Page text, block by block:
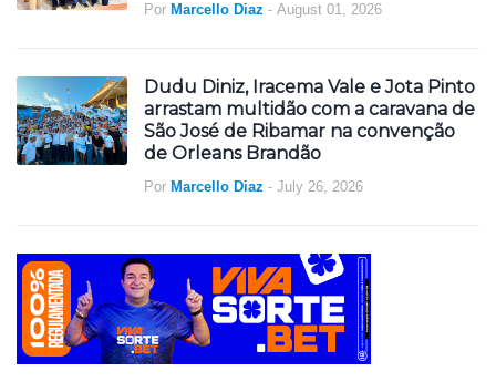
Por Marcello Diaz - August 01, 2026
Dudu Diniz, Iracema Vale e Jota Pinto
arrastam multidão com a caravana de
São José de Ribamar na convenção
de Orleans Brandão
Por Marcello Diaz - July 26, 2026